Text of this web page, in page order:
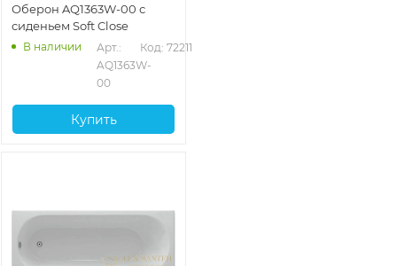
Оберон AQ1363W-00 с
сиденьем Soft Close
В наличии
Арт.:
AQ1363W-
00
Код: 72211
Купить